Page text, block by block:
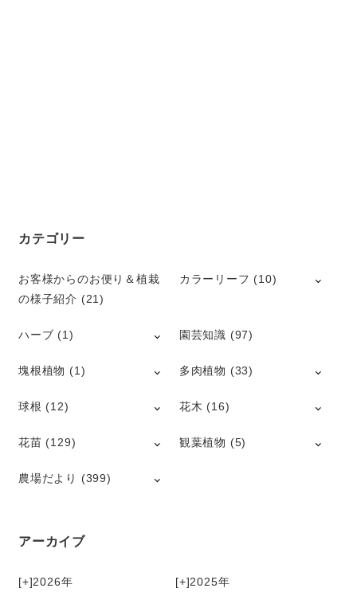
カテゴリー
お客様からのお便り＆植栽
の様子紹介 (21)
カラーリーフ (10)
ハーブ (1) 園芸知識 (97)
塊根植物 (1) 多肉植物 (33)
球根 (12) 花木 (16)
花苗 (129) 観葉植物 (5)
農場だより (399)
アーカイブ
[+]2026 [+]2025